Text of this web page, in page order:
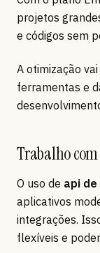
projetos
e códigos sem
A otimização
ferramentas e
Trabalho com
O uso de api de
aplicativos
integrações.
flexíveis e